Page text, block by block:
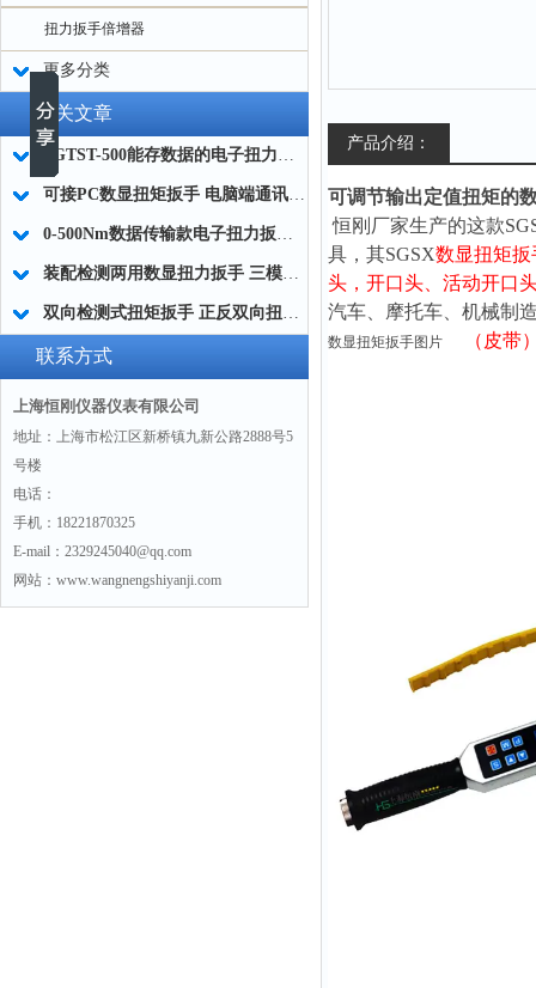
扭力扳手倍增器
更多分类
相关文章
SGTST-500能存数据的电子扭力扳手 带工作记录的智能扭力扳手厂家
可接PC数显扭矩扳手 电脑端通讯力矩扳手 数据上传电脑电子扭力扳手厂家
0-500Nm数据传输款电子扭力扳手,信号输出追溯扭矩值的扭矩扳手
装配检测两用数显扭力扳手 三模式切换扭矩扳手 工业紧固测量力矩扳手品牌
双向检测式扭矩扳手 正反双向扭力测试检测扳手 正旋反旋力矩扳手厂家
联系方式
上海恒刚仪器仪表有限公司
地址：上海市松江区新桥镇九新公路2888号5
号楼
电话：
手机：18221870325
E-mail：2329245040@qq.com
网站：www.wangnengshiyanji.com
产品介绍：
可调节输出定值扭矩的
恒刚 厂家生产的这款
具，其SGSX数显扭矩扳
头， 开口头、活动开口
汽车、摩托车、机械制
数显扭矩扳手图片 （ 皮带